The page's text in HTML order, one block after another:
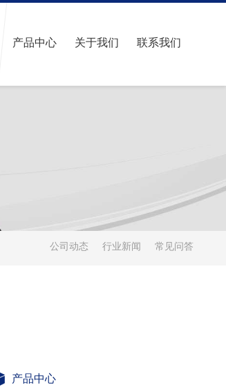
产品中心 关于我们 联系我们
公司动态 行业新闻 常见问答
产品中心